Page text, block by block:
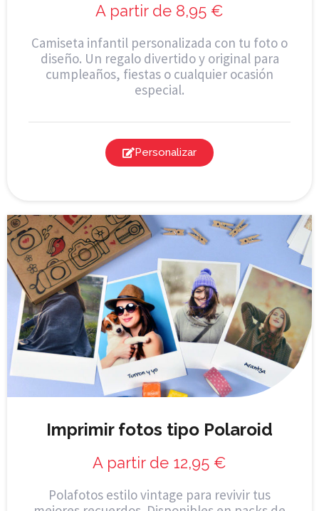
A partir de 8,95 €
Camiseta infantil personalizada con tu foto o
diseño. Un regalo divertido y original para
cumpleaños, fiestas o cualquier ocasión
especial.
Personalizar
Imprimir fotos tipo Polaroid
A partir de 12,95 €
Polafotos estilo vintage para revivir tus